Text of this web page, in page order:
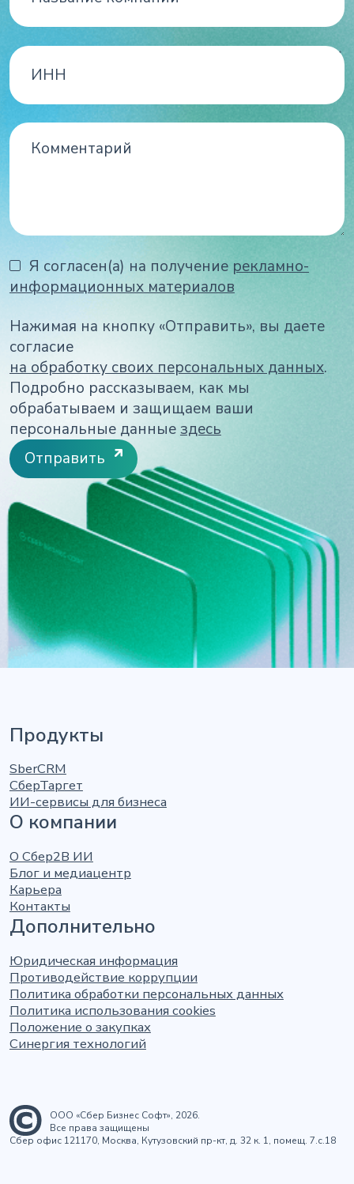
Я согласен(а) на получение рекламно-
информационных материалов
Нажимая на кнопку «Отправить», вы даете
согласие
на обработку своих персональных данных.
Подробно рассказываем, как мы
обрабатываем и защищаем ваши
персональные данныездесь
Отправить
Продукты
SberCRM
СберТаргет
ИИ-сервисы для бизнеса
О компании
О Сбер2В ИИ
Блог и медиацентр
Карьера
Контакты
Дополнительно
Юридическая информация
Противодействие коррупции
Политика обработки персональных данных
Политика использования cookies
Положение о закупках
Синергия технологий
ООО «Сбер Бизнес Софт», 2026.
Все права защищены
Сбер офис 121170, Москва, Кутузовский пр-кт, д. 32 к. 1, помещ. 7.с.18